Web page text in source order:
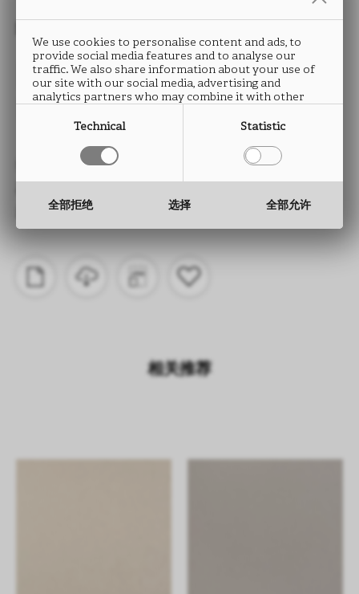
NADIR
UA49
类型： ABS封边条
厚度： 0.5 至 2.0 mm
相关推荐
We use cookies to personalise content and ads, to
provide social media features and to analyse our
traffic. We also share information about your use of
our site with our social media, advertising and
analytics partners who may combine it with other
they have collected from your use of their services.
Technical Statistic
全部拒绝 选择 全部允许